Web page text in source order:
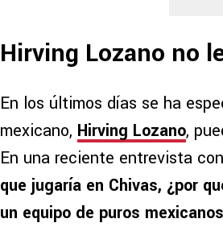
Hirving Lozano no
En los últimos días se ha
mexicano, Hirving Lozano,
En una reciente entrevista
que jugaría en Chivas, ¿por
un equipo de puros mexicanos